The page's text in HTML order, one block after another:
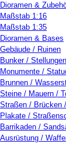
Dioramen &
Maßstab 1:16
Maßstab 1:35
Dioramen & Bases
Gebäude / Ruinen
Bunker / Stellungen
Monumente /
Brunnen /
Steine / Mauern /
Straßen / Brücken
Plakate /
Barrikaden /
Ausrüstung /